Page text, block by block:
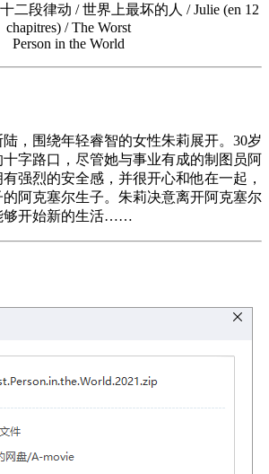
二段律动 / 世界上最坏的人 / Julie (en 12
chapitres) / The Worst
Person in the World
，围绕年轻睿智的女性朱莉展开。30岁
字路口，尽管她与事业有成的制图员阿
强烈的安全感，并很开心和他在一起，
阿克塞尔生子。朱莉决意离开阿克塞尔
够开始新的生活……